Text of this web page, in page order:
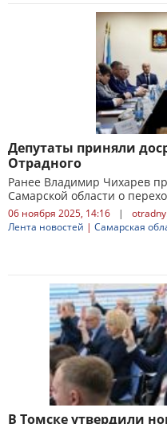
Депутаты приняли
Отрадного
Ранее Владимир Чихарев
Самарской области о
06 ноября 2025, 14:16 |
Лента новостей | Самарская
В Томске утвердили